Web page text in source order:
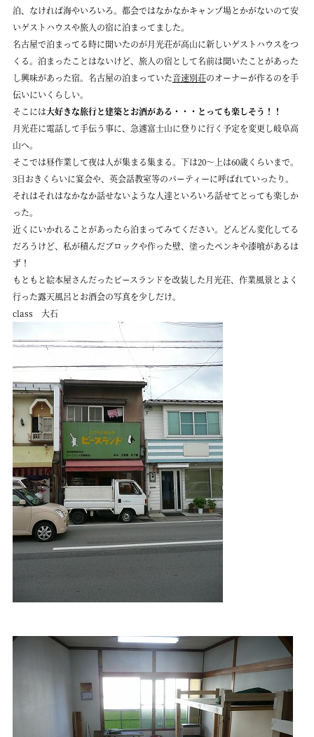
泊、なければ海やいろいろ。都会ではなかなかキャンプ場とかがないのて安
いゲストハウスや旅人の宿に泊まってました。
名古屋で泊まってる時に聞いたのが月光荘が高山に新しいゲストハウスをつ
くる。泊まったことはないけど、旅人の宿として名前は聞いたことがあった
し興味があった宿。名古屋の泊まっていた音速別荘のオーナーが作るのを手
伝いにいくらしい。
そこには大好きな旅行と建築とお酒がある・・・とっても楽しそう！！
月光荘に電話して手伝う事に、急遽富士山に登りに行く予定を変更し岐阜高
山へ。
そこでは昼作業して夜は人が集まる集まる。下は20～上は60歳くらいまで。
3日おきくらいに宴会や、英会話教室等のパーティーに呼ばれていったり。
それはそれはなかなか話せないような人達といろいろ話せてとっても楽しか
った。
近くにいかれることがあったら泊まってみてください。どんどん変化してる
だろうけど、私が積んだブロックや作った壁、塗ったペンキや漆喰があるは
ず！
もともと絵本屋さんだったピースランドを改装した月光荘、作業風景とよく
行った露天風呂とお酒会の写真を少しだけ。
class 大石